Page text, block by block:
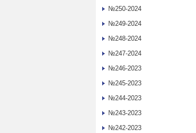
№250-2024
№249-2024
№248-2024
№247-2024
№246-2023
№245-2023
№244-2023
№243-2023
№242-2023